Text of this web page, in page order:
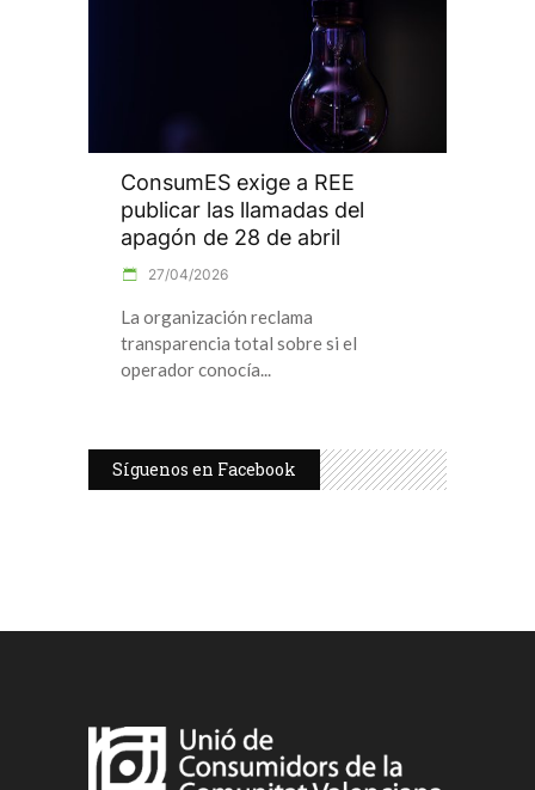
ConsumES exige a REE
publicar las llamadas del
apagón de 28 de abril
27/04/2026
La organización reclama
transparencia total sobre si el
operador conocía
Síguenos en Facebook